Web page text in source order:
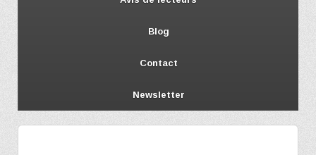
Blog
Contact
Newsletter